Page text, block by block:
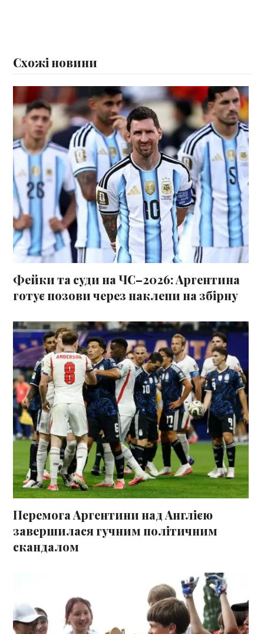
Схожі новини
Фейки та суди на ЧС–2026: Аргентина
готує позови через наклепи на збірну
Перемога Аргентини над Англією
завершилася гучним політичним
скандалом